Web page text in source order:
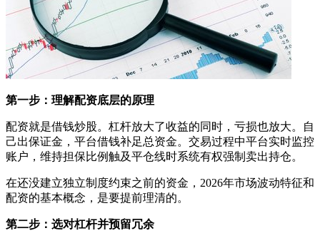
第一步：理解配资底层的原理
配资就是借钱炒股。杠杆放大了收益的同时，亏损也放大。自
己出保证金，平台借钱补足总资金。交易过程中平台实时监控
账户，维持担保比例触及平仓线时系统有权强制卖出持仓。
在还没建立独立制度约束之前的资金，2026年市场波动特征和
配资的基本概念，是要提前理清的。
第二步：选对杠杆并预留冗余